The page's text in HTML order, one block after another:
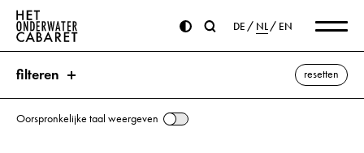
DE NL EN
filteren resetten
Oorspronkelijke taal weergeven